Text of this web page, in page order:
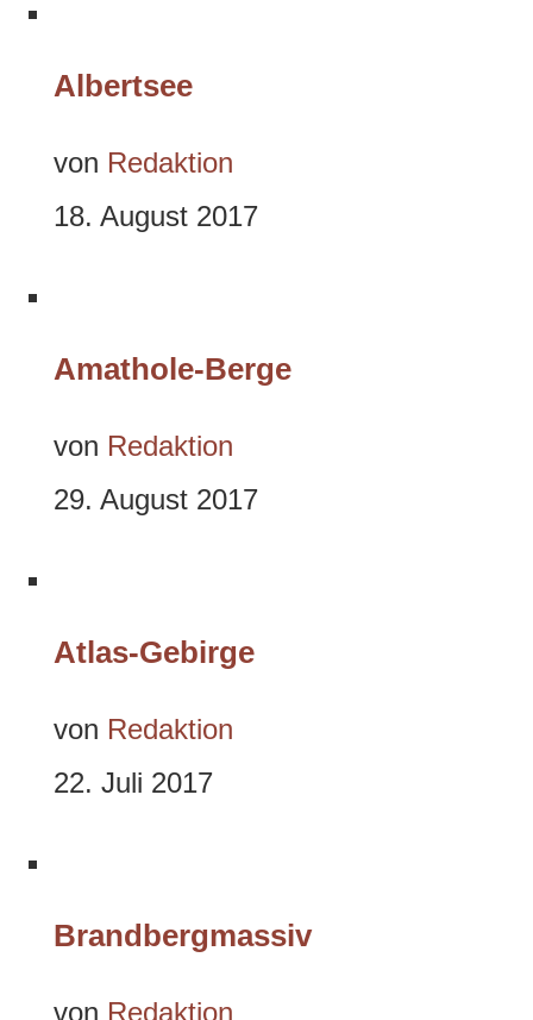
Albertsee
von Redaktion
18. August 2017
Amathole-Berge
von Redaktion
29. August 2017
Atlas-Gebirge
von Redaktion
22. Juli 2017
Brandbergmassiv
von Redaktion